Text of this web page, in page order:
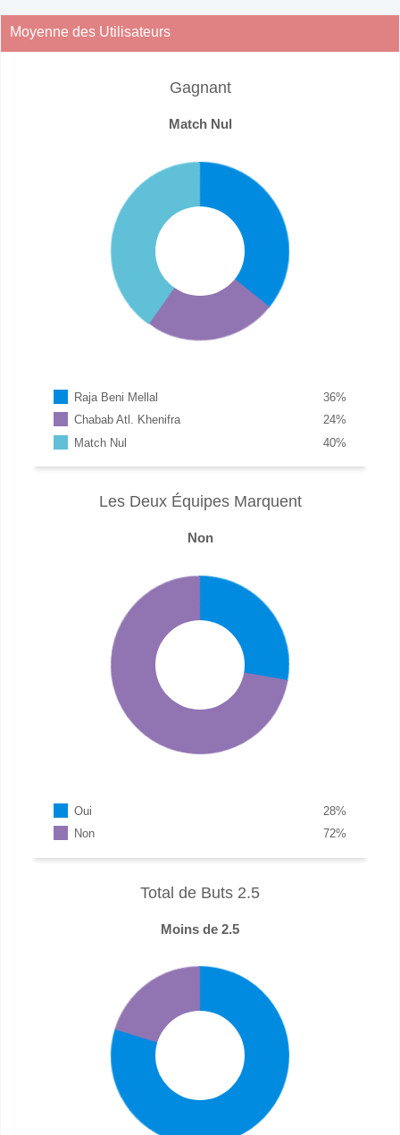
Moyenne des Utilisateurs
Gagnant
Match Nul
Raja Beni Mellal %
36
Chabab Atl. Khenifra
%
24
Match Nul
%
40
Les Deux Équipes Marquent
Non
Oui %
28
Non
%
72
Total de Buts 2.5
Moins de 2.5